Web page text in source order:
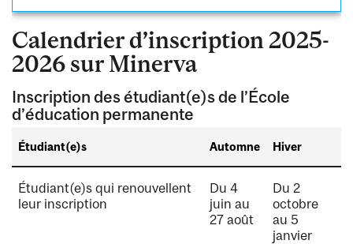
Calendrier d’inscription 2025-
2026 sur Minerva
Inscription des étudiant(e)s de l’École
d’éducation permanente
Étudiant(e)s Automne Hiver
Étudiant(e)s qui renouvellent
leur inscription
Du 4
juin au
27 août
Du 2
octobre
au 5
janvier